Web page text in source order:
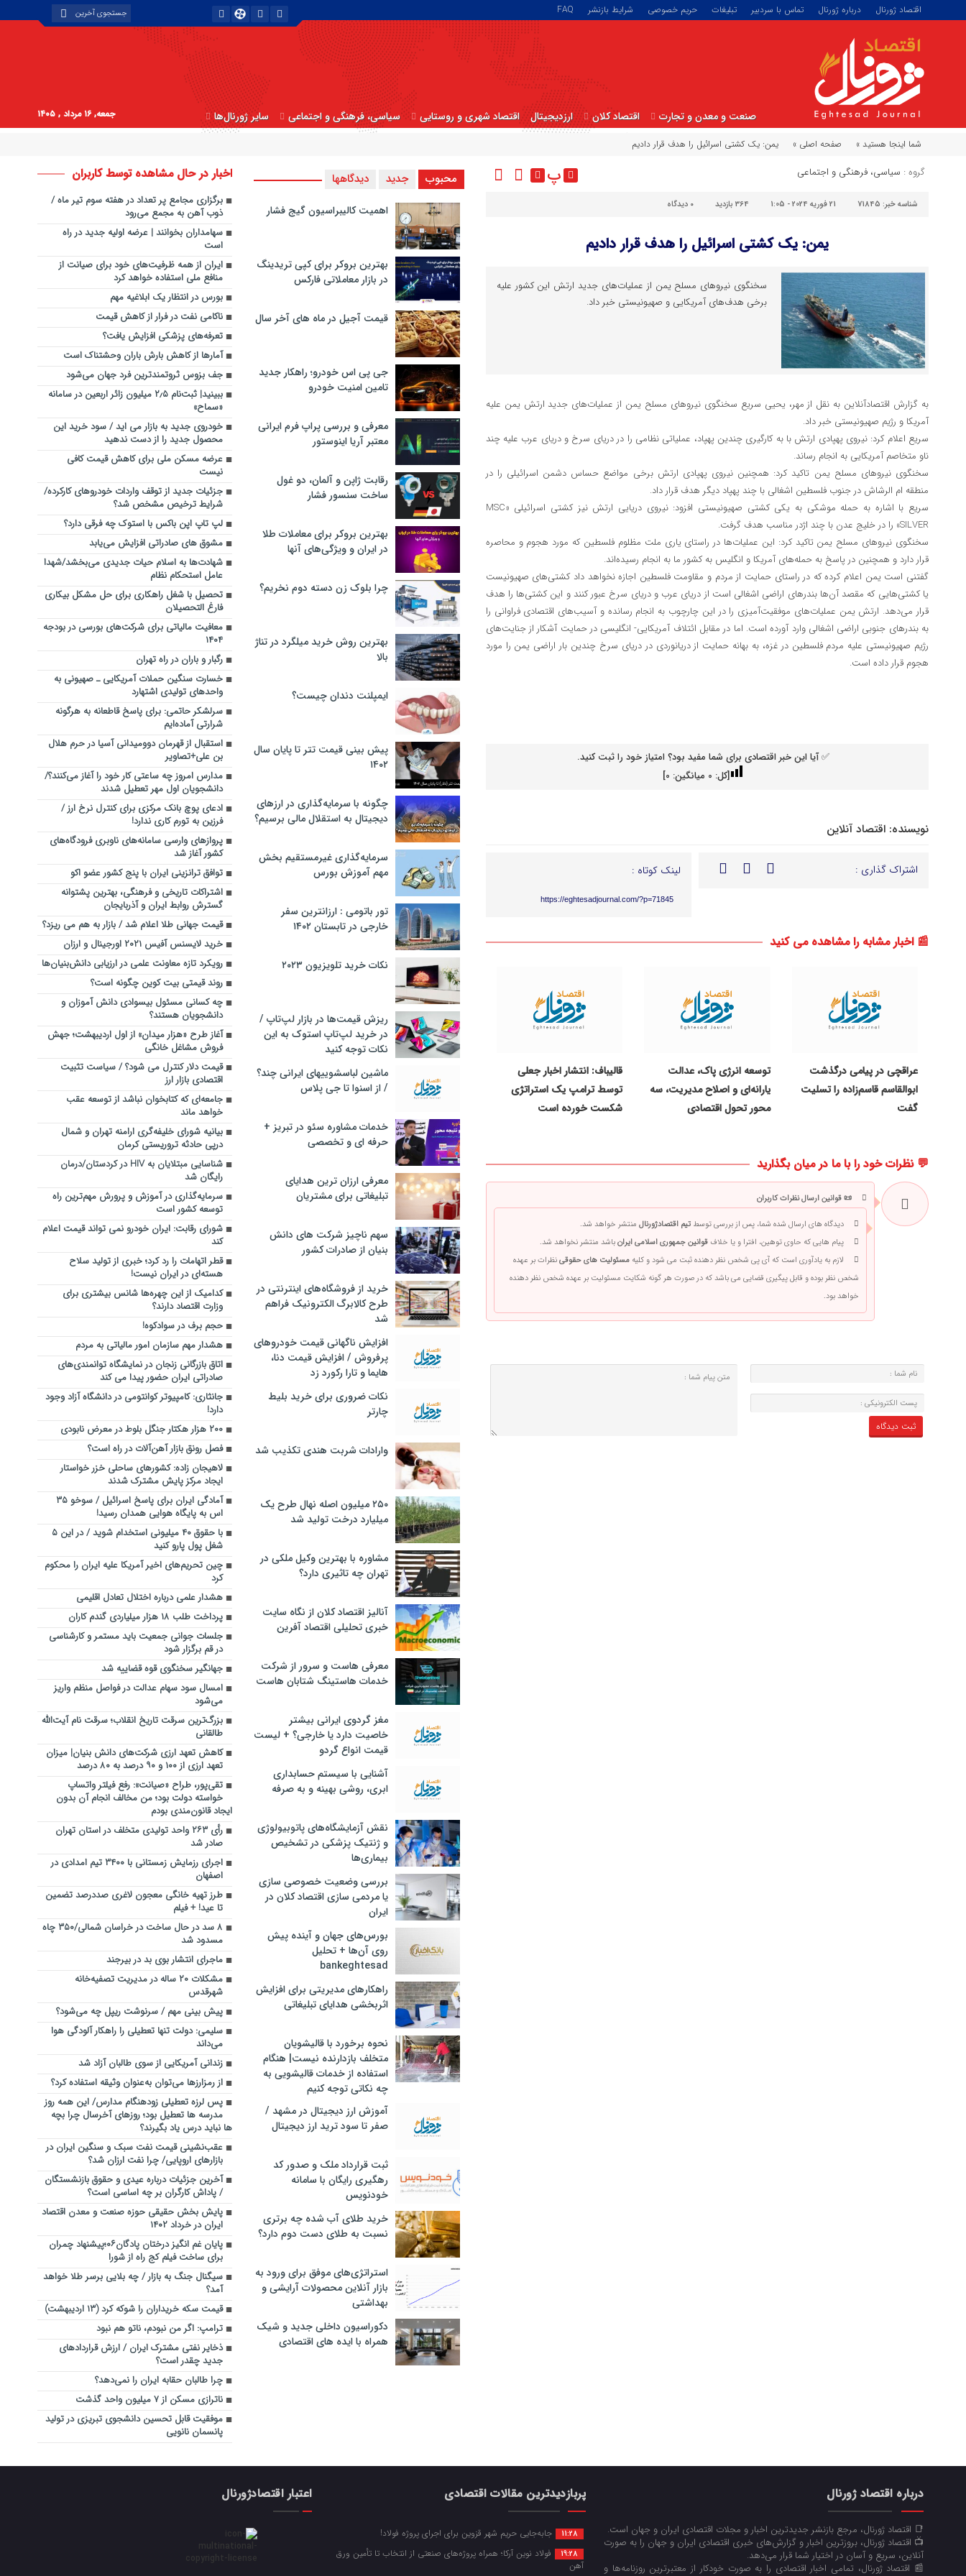
اقتصاد ژورنال درباره ژورنال تماس با سردبیر تبلیغات حریم خصوصی شرایط بازنشر FAQ
صنعت و معدن و تجارت اقتصاد کلان ارزدیجیتال اقتصاد شهری و روستایی سیاسی، فرهنگی و اجتماعی سایر ژورنال‌ها جمعه, ۱۶ مرداد , ۱۴۰۵
شما اینجا هستید » صفحه اصلی » یمن: یک کشتی اسرائیل را هدف قرار دادیم
گروه : سیاسی، فرهنگی و اجتماعی پ
شناسه خبر: 71845 21 فوریه 2024 - 1:05 364 بازدید ۰ دیدگاه
یمن: یک کشتی اسرائیل را هدف قرار دادیم
سخنگوی نیروهای مسلح یمن از عملیات‌های جدید ارتش این کشور علیه
برخی هدف‌های آمریکایی و صهیونیستی خبر داد.
به گزارش اقتصادآنلاین به نقل از مهر، یحیی سریع سخنگوی نیروهای مسلح یمن از عملیات‌های جدید ارتش یمن علیه
آمریکا و رژیم صهیونیستی خبر داد.
سریع اعلام کرد: نیروی پهپادی ارتش با به کارگیری چندین پهپاد، عملیاتی نظامی را در دریای سرخ و دریای عرب علیه چند
ناو متخاصم آمریکایی به انجام رساند.
سخنگوی نیروهای مسلح یمن تاکید کرد: همچنین نیروی پهپادی ارتش برخی مواضع حساس دشمن اسرائیلی را در
منطقه ام الرشاش در جنوب فلسطین اشغالی با چند پهپاد دیگر هدف قرار داد.
سریع با اشاره به حمله موشکی به یکی کشتی صهیونیستی افزود: نیروی دریایی ارتش نیز کشتی اسرائیلی «MSC
SILVER» را در خلیج عدن با چند اژدر مناسب هدف گرفت.
سخنگوی نیروهای مسلح یمن تاکید کرد: این عملیات‌ها در راستای یاری ملت مظلوم فلسطین که مورد هجوم و محاصره
قرار دارد و همچنین در پاسخ به حمله‌های آمریکا و انگلیس به کشور ما به انجام رسیده‌اند.
گفتنی است یمن اعلام کرده که در راستای حمایت از مردم و مقاومت فلسطین اجازه نخواهد داد کشتی‌های صهیونیست
یا کشتی‌هایی که مقصد آن‌ها بندرهای اراضی اشغالی است از دریای عرب و دریای سرخ عبور کنند و این کشتی‌ها را هدف
قرار می‌دهد. ارتش یمن عملیات‌های موفقیت‌آمیزی را در این چارچوب به انجام رسانده و آسیب‌های اقتصادی فراوانی را
به بندرهای جنوبی اراضی اشغالی وارد آورده است. اما در مقابل ائتلاف آمریکایی- انگلیسی در حمایت آشکار از جنایت‌های
رژیم صهیونیستی علیه مردم فلسطین در غزه، به بهانه حمایت از دریانوردی در دریای سرخ چندین بار اراضی یمن را مورد
هجوم قرار داده است.
✅ آیا این خبر اقتصادی برای شما مفید بود؟ امتیاز خود را ثبت کنید.
[کل: 0 میانگین: 0
]
نویسنده: اقتصاد آنلاین
اشتراک گذاری : لینک کوتاه :
https://eghtesadjournal.com/?p=71845
📰 اخبار مشابه را مشاهده می کنید
عراقچی در پیامی درگذشت
ابوالقاسم قاسم‌زاده را تسلیت
گفت
توسعه انرژی پاک، عدالت
یارانه‌ای و اصلاح مدیریت، سه
محور تحول اقتصادی
قالیباف: انتشار اخبار جعلی
توسط ترامپ یک استراتژی
شکست خورده است
💬 نظرات خود را با ما در میان بگذارید
📜 قوانین ارسال نظرات کاربران
دیدگاه های ارسال شده شما، پس از بررسی توسط تیم اقتصادژورنال منتشر خواهد شد.
پیام هایی که حاوی توهین، افترا و یا خلاف قوانین جمهوری اسلامی ایرانباشد منتشر نخواهد شد.
لازم به یادآوری است که آی پی شخص نظر دهنده ثبت می شود و کلیه مسئولیت های حقوقینظرات بر عهده
شخص نظر بوده و قابل پیگیری قضایی می باشد که در صورت هر گونه شکایت مسئولیت بر عهده شخص نظر دهنده
خواهد بود.
محبوب جدید دیدگاهها
اهمیت کالیبراسیون گیج فشار
بهترین بروکر برای کپی‌ تریدینگ
در بازار معاملاتی فارکس
قیمت آجیل در ماه های آخر سال
جی پی اس خودرو؛ راهکار جدید
تامین امنیت خودرو
معرفی و بررسی پراپ فرم ایرانی
معتبر آریا اینوستور
رقابت ژاپن و آلمان، دو غول
ساخت سنسور فشار
بهترین بروکر برای معاملات طلا
در ایران و ویژگی‌های آنها
چرا بلوک زن دسته دوم نخریم؟
بهترین روش خرید میلگرد در تناژ
بالا
ایمپلنت دندان چیست؟
پیش بینی قیمت تتر تا پایان سال
۱۴۰۲
چگونه با سرمایه‌گذاری در ارزهای
دیجیتال به استقلال مالی برسیم؟
سرمایه‌گذاری غیرمستقیم بخش
مهم آموزش بورس
تور باتومی : ارزانترین سفر
خارجی در تابستان ۱۴۰۲
نکات خرید تلویزیون ۲۰۲۳
ریزش قیمت‌ها در بازار لپ‌تاپ /
در خرید لپ‌تاپ استوک به این
نکات توجه کنید
ماشین لباسشویی‎های ایرانی چند؟
/ از اسنوا تا جی پلاس
خدمات مشاوره سئو در تبریز +
حرفه ای و تخصصی
معرفی ارزان ترین هدایای
تبلیغاتی برای مشتریان
سهم ناچیز شرکت های دانش
بنیان از صادرات کشور
خرید از فروشگاه‌های اینترنتی در
طرح کالابرگ الکترونیک فراهم
شد
افزایش ناگهانی قیمت خودروهای
پرفروش / افزایش قیمت دنا،
هایما و تارا رکورد زد
نکات ضروری برای خرید بلیط
چارتر
وارادات شربت هندی تکذیب شد
۲۵۰ میلیون اصله نهال طرح یک
میلیارد درخت تولید شد
مشاوره با بهترین وکیل ملکی در
تهران چه تاثیری دارد؟
آنالیز اقتصاد کلان از نگاه سایت
خبری تحلیلی اقتصاد آفرین
معرفی هاست و سرور از شرکت
خدمات هاستینگ شتابان هاست
مغز گردوی ایرانی بیشتر
خاصیت دارد یا خارجی؟ + لیست
قیمت انواع گردو
آشنایی با سیستم حسابداری
ابری، روشی بهینه و به صرفه
نقش آزمایشگاه‌های پاتوبیولوژی
و ژنتیک پزشکی در تشخیص
بیماری‌ها
بررسی وضعیت خصوصی سازی
یا مردمی سازی اقتصاد کلان در
ایران
بورس‌های جهان و آینده پیش
روی آن‌ها + تحلیل
bankeghtesad
راهکارهای مدیریتی برای افزایش
اثربخشی هدایای تبلیغاتی
نحوه برخورد با قالیشویان
متخلف بازدارنده نیست| هنگام
استفاده از خدمات قالیشویی به
چه نکاتی توجه کنیم
آموزش ارز دیجیتال در مشهد /
صفر تا سود ترید ارز دیجیتال
ثبت قرارداد ملک و صدور کد
رهگیری رایگان با سامانه
خودنویس
خرید طلای آب شده چه برتری
نسبت به طلای دست دوم دارد؟
استراتژی‌های موفق برای ورود به
بازار آنلاین محصولات آرایشی و
بهداشتی
دکوراسیون داخلی جدید و شیک
همراه با ایده های اقتصادی
اخبار در حال مشاهده توسط کاربران
برگزاری مجامع پر تعداد در هفته سوم تیر ماه /
ذوب آهن به مجمع می‌رود
سهامداران بخوانند | عرضه اولیه جدید در راه
است
ایران از همه ظرفیت‌های خود برای صیانت از
منافع ملی استفاده خواهد کرد
بورس در انتظار یک ابلاغیه مهم
ناکامی نفت در فرار از کاهش قیمت
تعرفه‌های پزشکی افزایش یافت؟
آمارها از کاهش بارش باران وحشتناک است
جف بزوس ثروتمندترین فرد جهان می‌شود
ببینید| ثبت‌نام ۲٫۵ میلیون زائر اربعین در سامانه
«سماح»
خودروی جدید به بازار می اید / سود خرید این
محصول جدید را از دست ندهید
عرضه مسکن ملی برای کاهش قیمت کافی
نیست
جزئیات جدید از توقف واردات خودروهای کارکرده/
شرایط ترخیص مشخص شد؟
لپ تاپ اپن باکس با استوک چه فرقی دارد؟
مشوق های صادراتی افزایش می‌یابد
شهادت‌ها به اسلام حیات جدیدی می‌بخشد/شهدا
عامل استحکام نظام
تحصیل با شغل راهکاری برای حل مشکل بیکاری
فارغ التحصیلان
معافیت مالیاتی برای شرکت‌های بورسی در بودجه
۱۴۰۴
رگبار و باران در راه تهران
خسارت سنگین حملات آمریکایی ـ صهیونی به
واحدهای تولیدی اشتهارد
سرلشکر حاتمی: برای پاسخ قاطعانه به هرگونه
شرارتی آماده‌ایم
استقبال از قهرمان دوومیدانی آسیا در حرم هلال
بن علی+تصاویر
مدارس امروز چه ساعتی کار خود را آغاز می‌کنند؟/
دانشجویان اول مهر تعطیل شدند
ادعای پوچ بانک مرکزی برای کنترل نرخ ارز /
فرزین به تورم کاری ندارد!
پروازهای وارسی سامانه‌های ناوبری فرودگاه‌های
کشور آغاز شد
توافق ترانزینی ایران با پنج کشور عضو اکو
اشتراکات تاریخی و فرهنگی، بهترین پشتوانه
گسترش روابط ایران و آذربایجان
قیمت جهانی طلا اعلام شد / بازار به هم می ریزد؟
خرید لایسنس آفیس ۲۰۲۱ اورجینال و ارزان
رویکرد تازه معاونت علمی در ارزیابی دانش‌بنیان‌ها
روند قیمتی بیت کوین چگونه است؟
چه کسانی مسئول بیسوادی دانش آموزان و
دانشجویان هستند؟
آغاز طرح «هزار میدان» از اول اردیبهشت؛ جهش
فروش مشاغل خانگی
قیمت دلار کنترل می شود؟ / سیاست تثبیت
اقتصادی بازار ارز
جامعه‌ای که کتابخوان نباشد از توسعه عقب
خواهد ماند
بیانیه شورای خلیفه‌گری ارامنه تهران و شمال
درپی حادثه تروریستی کرمان
شناسایی مبتلایان به HIV در کردستان/درمان
رایگان شد
سرمایه‌گذاری در آموزش و پرورش مهم‌ترین راه
توسعه کشور است
شورای رقابت: ایران خودرو نمی تواند قیمت اعلام
کند
قطر اتهامات را رد کرد؛ خبری از تولید سلاح
هسته‌ای در ایران نیست!
کدامیک از این چهره‌ها شانس بیشتری برای
وزارت اقتصاد دارند؟
حجم برف در سوادکوه!
هشدار مهم سازمان امور مالیاتی به مردم
اتاق بازرگانی زنجان در نمایشگاه توانمندی‌های
صادراتی ایران حضور پیدا می کند
جانثاری: کامپیوتر کوانتومی در دانشگاه آزاد وجود
دارد!
۲۰۰ هزار هکتار جنگل بلوط در معرض نابودی
فصل رونق بازار آهن‌آلات در راه است؟
لاهیجان زاده: کشورهای ساحلی خزر خواستار
ایجاد مرکز پایش مشترک شدند
آمادگی ایران برای پاسخ اسرائیل / سوخو ۳۵
اس به پایگاه هوایی همدان رسید!
با حقوق ۴۰ میلیونی استخدام شوید / در این ۵
شغل پول پارو کنید
چین تحریم‌های اخیر آمریکا علیه ایران را محکوم
کرد
هشدار علمی درباره اختلال تعادل اقلیمی
پرداخت طلب ۱۸ هزار میلیاردی گندم کاران
جلسات جوانی جمعیت باید مستمر و کارشناسی
در قم برگزار شود
جهانگیر سخنگوی قوه قضاییه شد
امسال سود سهام عدالت در فواصل منظم واریز
می‌شود
بزرگ‌ترین سرقت تاریخ انقلاب؛ سرقت نام آیت‌الله
طالقانی
کاهش تعهد ارزی شرکت‌های دانش بنیان| میزان
تعهد ارزی از ۱۰۰ و ۹۰ درصد به ۸۰ درصد
تقی‌پور، طراح «صیانت»: رفع فیلتر واتساپ
خواسته دولت بود؛ من مخالف انجام آن بدون
ایجاد قانون‌مندی بودم
رأی ۲۶۳ واحد تولیدی متخلف در استان تهران
صادر شد
اجرای رزمایش زمستانی با ۳۴۰۰ تیم امدادی در
اصفهان
طرز تهیه خانگی معجون لاغری صددرصد تضمین
تا عید! + فیلم
۸ سد در حال ساخت در خراسان شمالی/۳۵۰ چاه
مسدود شد
ماجرای انتشار بوی بد در بیرجند
مشکلات ۲۰ ساله در مدیریت تصفیه‌خانه
شهرقدس
پیش بینی مهم / سرنوشت ریپل چه می‌شود؟
سلیمی: دولت تنها تعطیلی را راهکار آلودگی هوا
می‌داند
زندانی آمریکایی از سوی طالبان آزاد شد
از رمزارزها می‌توان به‌عنوان وثیقه استفاده کرد؟
پس لرزه تعطیلی زودهنگام مدارس/ این همه روز
مدرسه ها تعطیل بود؛ روزهای آخرسال چرا بچه
ها نباید درس یاد بگیرند؟
عقب‌نشینی قیمت نفت سبک و سنگین ایران در
بازار‌های اروپایی/ چرا نفت ارزان شد؟
آخرین جزئیات درباره عیدی و حقوق بازنشستگان
/ پاداش کارگران بر چه اساسی است؟
پایش بخش حقیقی حوزه صنعت و معدن اقتصاد
ایران در خرداد ۱۴۰۲
پایان غم انگیز درختان پادگان۰۶؛پیشنهاد چمران
برای ساخت فیلم کج راه از شورا
سیگنال جنگ به بازار / چه بلایی برسر طلا خواهد
آمد؟
قیمت سکه خریداران را شوکه کرد (۱۳ اردیبهشت)
ترامپ: اگر من نبودم، ناتو هم نبود
ذخایر نفتی مشترک ایران / ارزش قراردادهای
جدید چقدر است؟
چرا طالبان حقابه ایران را نمی‌دهد؟
ناترازی مسکن از ٧ میلیون واحد گذشت
موفقیت قابل تحسین دانشجوی تبریزی در تولید
پانسمان نانویی
درباره اقتصاد ژورنال
📑 اقتصاد ژورنال، مرجع بازنشر جدیدترین اخبار و مجلات اقتصادی ایران و جهان است.
📺 اقتصاد ژورنال، بروزترین اخبار و گزارش‌های خبری اقتصادی ایران و جهان را به صورت
آنلاین، سریع و آسان در اختیار شما قرار می‌‌دهد.
📰 اقتصاد ژورنال، تمامی اخبار اقتصادی را به صورت خودکار از معتبرترین روزنامه‌ها و
پربازدیدترین مقالات اقتصادی
11:28 جابه‌جایی حریم شهر قزوین برای اجرای پروژه فولاد!
19:28
فولاد نوین آرکا؛ همراه پروژه‌های صنعتی از انتخاب تا تأمین ورق
آهن
اعتبار اقتصادژورنال